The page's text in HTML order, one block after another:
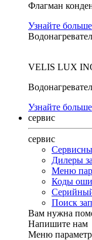
Флагман
Узнайте больше
VELIS LUX
Узнайте больше
сервис
сервис
Дилеры
Меню
Коды
Поиск
Вам нужна
Напишите нам
Меню